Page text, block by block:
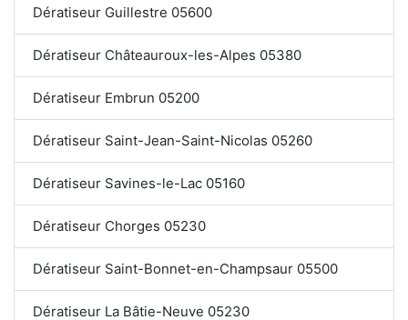
Dératiseur Guillestre 05600
Dératiseur Châteauroux-les-Alpes 05380
Dératiseur Embrun 05200
Dératiseur Saint-Jean-Saint-Nicolas 05260
Dératiseur Savines-le-Lac 05160
Dératiseur Chorges 05230
Dératiseur Saint-Bonnet-en-Champsaur 05500
Dératiseur La Bâtie-Neuve 05230